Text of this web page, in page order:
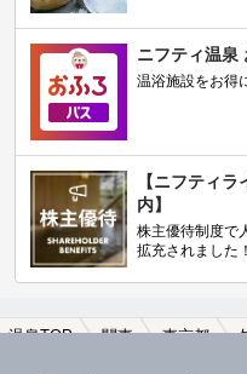
ニフティ温泉
温浴施設をお得
【ニフティ
内】
株主優待制度で
拡充されました！
温泉TOP 関東 東京都